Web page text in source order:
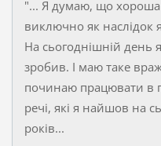
"... Я думаю, що хороша
виключно як наслідок
На сьогоднішній день
зробив. І маю таке
починаю працювати в
речі, які я найшов на
років...